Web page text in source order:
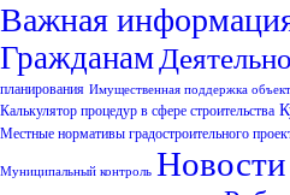
Важная
Гражданам
планирования Имущественная поддержка
Калькулятор процедур в сфере строительства
Местные нормативы градостроительного
Муниципальный контроль Новости